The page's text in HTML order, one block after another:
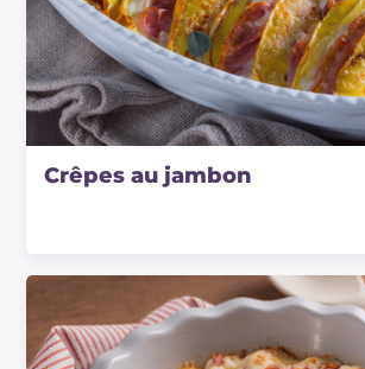
Crêpes au jambon